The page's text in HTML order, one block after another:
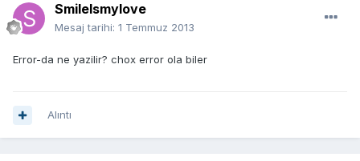
SmileIsmylove
Mesaj tarihi: 1 Temmuz 2013
Error-da ne yazilir? chox error ola biler
Alıntı